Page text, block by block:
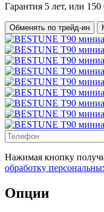
Гарантия 5 лет, или
Обменять по трейд-ин
Нажимая кнопку
обработку
Опции